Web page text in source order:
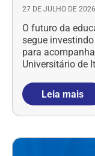
27 DE JULHO DE 2026
O futuro da
segue
para
Universitário de
Leia mais